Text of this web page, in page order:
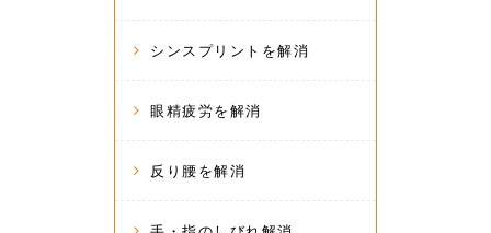
シンスプリントを解消
眼精疲労を解消
反り腰を解消